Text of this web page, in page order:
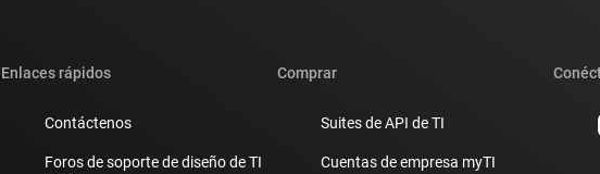
Enlaces rápidos
Contáctenos
Foros de soporte de diseño de TI
Comprar
Suites de API de TI
Cuentas de empresa myTI